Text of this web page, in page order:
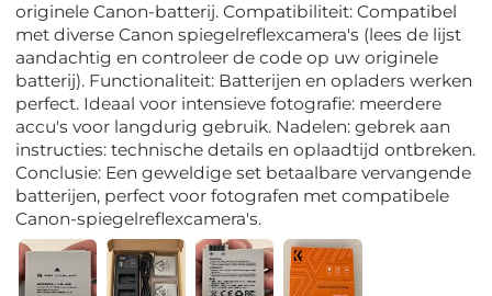
originele Canon-batterij. Compatibiliteit: Compatibel
met diverse Canon spiegelreflexcamera's (lees de lijst
aandachtig en controleer de code op uw originele
batterij). Functionaliteit: Batterijen en opladers werken
perfect. Ideaal voor intensieve fotografie: meerdere
accu's voor langdurig gebruik. Nadelen: gebrek aan
instructies: technische details en oplaadtijd ontbreken.
Conclusie: Een geweldige set betaalbare vervangende
batterijen, perfect voor fotografen met compatibele
Canon-spiegelreflexcamera's.